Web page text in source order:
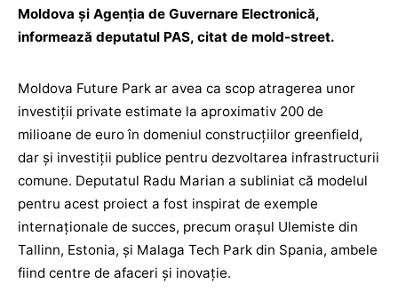
Moldova și Agenția de Guvernare Electronică,
informează deputatul PAS, citat de mold-street.
Moldova Future Park ar avea ca scop atragerea unor
investiții private estimate la aproximativ 200 de
milioane de euro în domeniul construcțiilor greenfield,
dar și investiții publice pentru dezvoltarea infrastructurii
comune. Deputatul Radu Marian a subliniat că modelul
pentru acest proiect a fost inspirat de exemple
internaționale de succes, precum orașul Ulemiste din
Tallinn, Estonia, și Malaga Tech Park din Spania, ambele
fiind centre de afaceri și inovație.